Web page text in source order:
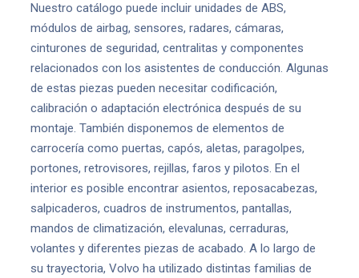
Nuestro catálogo puede incluir unidades de ABS,
módulos de airbag, sensores, radares, cámaras,
cinturones de seguridad, centralitas y componentes
relacionados con los asistentes de conducción. Algunas
de estas piezas pueden necesitar codificación,
calibración o adaptación electrónica después de su
montaje. También disponemos de elementos de
carrocería como puertas, capós, aletas, paragolpes,
portones, retrovisores, rejillas, faros y pilotos. En el
interior es posible encontrar asientos, reposacabezas,
salpicaderos, cuadros de instrumentos, pantallas,
mandos de climatización, elevalunas, cerraduras,
volantes y diferentes piezas de acabado. A lo largo de
su trayectoria, Volvo ha utilizado distintas familias de